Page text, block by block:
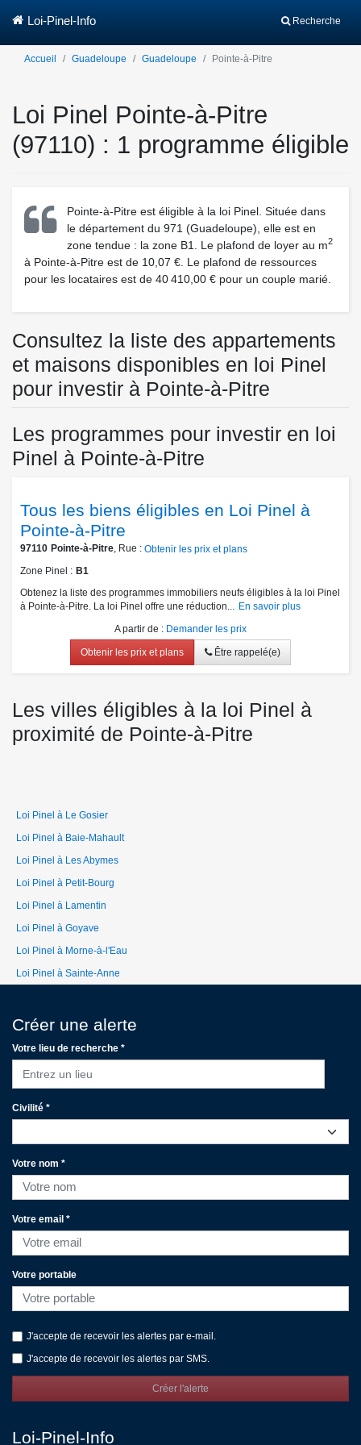
Recherche
Loi-Pinel-Info
Accueil Guadeloupe Guadeloupe Pointe-à-Pitre
Loi Pinel Pointe-à-Pitre
(97110) : 1 programme éligible
Pointe-à-Pitre est éligible à la loi Pinel. Située dans
le département du 971 (Guadeloupe), elle est en
zone tendue : la zone B1. Le plafond de loyer au m2
à Pointe-à-Pitre est de 10,07 €. Le plafond de ressources
pour les locataires est de 40 410,00 € pour un couple marié.
Consultez la liste des appartements
et maisons disponibles en loi Pinel
pour investir à Pointe-à-Pitre
Les programmes pour investir en loi
Pinel à Pointe-à-Pitre
Tous les biens éligibles en Loi Pinel à
Pointe-à-Pitre
97110 Pointe-à-Pitre , Rue : Obtenir les prix et plans
Zone Pinel
B1
Obtenez la liste des programmes immobiliers neufs éligibles à la loi Pinel
à Pointe-à-Pitre. La loi Pinel offre une réduction...
En savoir plus
A partir de : Demander les prix
Obtenir les prix et plans Être rappelé(e)
Les villes éligibles à la loi Pinel à
proximité de Pointe-à-Pitre
Loi Pinel à Le Gosier
Loi Pinel à Baie-Mahault
Loi Pinel à Les Abymes
Loi Pinel à Petit-Bourg
Loi Pinel à Lamentin
Loi Pinel à Goyave
Loi Pinel à Morne-à-l'Eau
Loi Pinel à Sainte-Anne
Créer une alerte
Votre lieu de recherche *
Entrez un lieu
Civilité *
Votre nom *
Votre email *
Votre portable
J'accepte de recevoir les alertes par e-mail.
J'accepte de recevoir les alertes par SMS.
Créer l'alerte
Loi-Pinel-Info